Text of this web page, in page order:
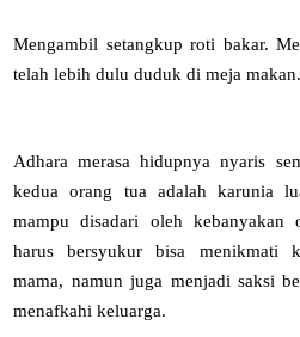
Mengambil setangkup roti bakar.
telah lebih dulu duduk di meja
Adhara merasa hidupnya nyaris
kedua orang tua adalah karunia
mampu disadari oleh kebanyakan
harus bersyukur bisa menikmati
mama, namun juga menjadi saksi
menafkahi keluarga.